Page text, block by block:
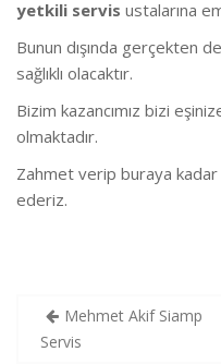
yetkili servis ustalarına
Bunun dışında gerçekten
sağlıklı olacaktır.
Bizim kazancımız bizi
olmaktadır.
Zahmet verip buraya
ederiz.
Yazı
gezinmesi
Mehmet Akif Siamp
Servis